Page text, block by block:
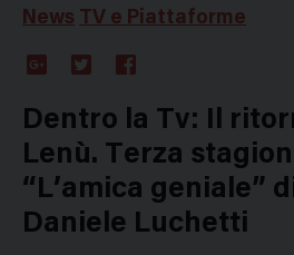
News TV e Piattaforme
Plus
Dentro la Tv: Il
Lenù. Terza
“L’amica geniale”
Daniele Luchetti